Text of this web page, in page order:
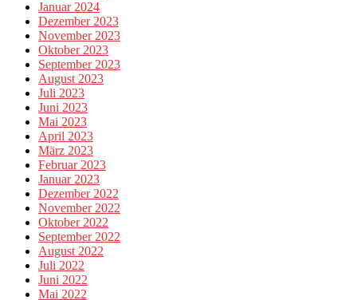
Januar 2024
Dezember 2023
November 2023
Oktober 2023
September 2023
August 2023
Juli 2023
Juni 2023
Mai 2023
April 2023
März 2023
Februar 2023
Januar 2023
Dezember 2022
November 2022
Oktober 2022
September 2022
August 2022
Juli 2022
Juni 2022
Mai 2022